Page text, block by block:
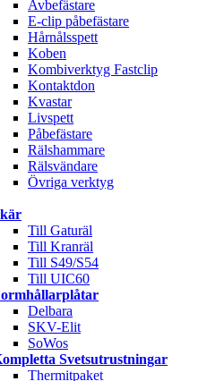
Avbefästare
E-clip påbefästare
Hårnålsspett
Koben
Kombiverktyg Fastclip
Kontaktdon
Kvastar
Livspett
Påbefästare
Rälshammare
Rälsvändare
Övriga verktyg
Till Gaturäl
Till Kranräl
Till S49/S54
Till UIC60
Delbara
SKV-Elit
SoWos
Svetsutrustningar
Thermitpaket